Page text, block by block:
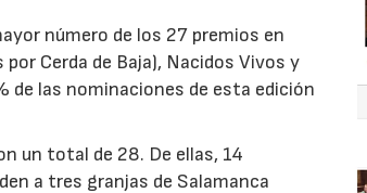
número de los 27 premios en
Cerda de Baja), Nacidos Vivos y
de las nominaciones de esta edición
un total de 28. De ellas, 14
a tres granjas de Salamanca